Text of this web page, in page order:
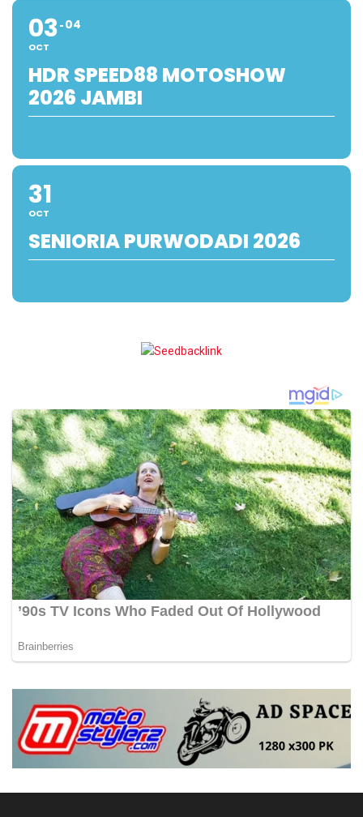
03
OCT
04
HDR SPEED88 MOTOSHOW
2026 JAMBI
31
OCT
SENIORIA PURWODADI 2026